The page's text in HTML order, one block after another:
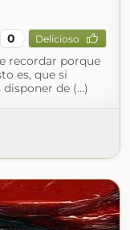
0 Delicioso
recordar porque
es, que si
de (...)